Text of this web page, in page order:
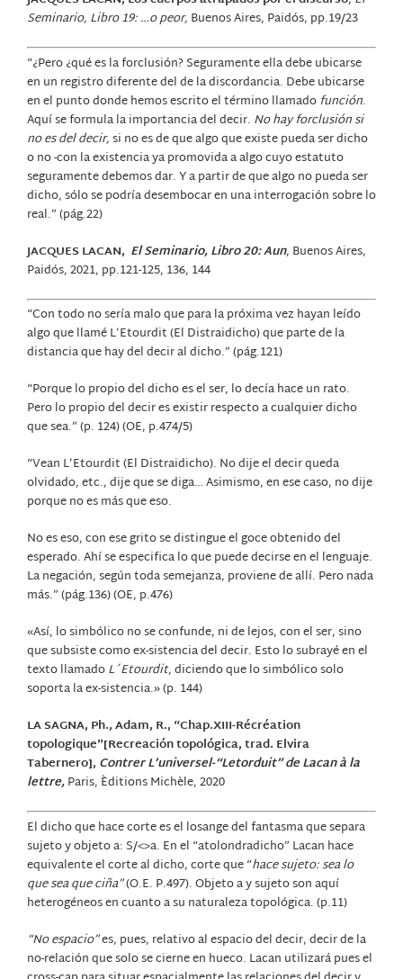
Seminario, Libro 19: …o peor, Buenos Aires, Paidós, pp.19/23
“¿Pero ¿qué es la forclusión? Seguramente ella debe ubicarse
en un registro diferente del de la discordancia. Debe ubicarse
en el punto donde hemos escrito el término llamado función.
Aquí se formula la importancia del decir. No hay forclusión si
no es del decir,si no es de que algo que existe pueda ser dicho
o no -con la existencia ya promovida a algo cuyo estatuto
seguramente debemos dar. Y a partir de que algo no pueda ser
dicho, sólo se podría desembocar en una interrogación sobre lo
real.” (pág.22)
JACQUES LACAN, El Seminario, Libro 20: Aun, Buenos Aires,
Paidós, 2021, pp.121-125, 136, 144
“Con todo no sería malo que para la próxima vez hayan leído
algo que llamé L’Etourdit (El Distraidicho) que parte de la
distancia que hay del decir al dicho.” (pág.121)
“Porque lo propio del dicho es el ser, lo decía hace un rato.
Pero lo propio del decir es existir respecto a cualquier dicho
que sea.” (p. 124) (OE, p.474/5)
“Vean L’Etourdit (El Distraidicho). No dije el decir queda
olvidado, etc., dije que se diga… Asimismo, en ese caso, no dije
porque no es más que eso.
No es eso, con ese grito se distingue el goce obtenido del
esperado. Ahí se especifica lo que puede decirse en el lenguaje.
La negación, según toda semejanza, proviene de allí. Pero nada
más.” (pág.136) (OE, p.476)
«Así, lo simbólico no se confunde, ni de lejos, con el ser, sino
que subsiste como ex-sistencia del decir. Esto lo subrayé en el
texto llamadoL´Etourdit, diciendo que lo simbólico solo
soporta la ex-sistencia.» (p. 144)
LA SAGNA, Ph., Adam, R., “Chap.XIII-Récréation
topologique”[Recreación topológica, trad. Elvira
Tabernero], Contrer L’universel-“Letorduit” de Lacan à la
lettre,Paris, Èditions Michèle, 2020
El dicho que hace corte es el losange del fantasma que separa
sujeto y objeto a: S/<>a. En el “atolondradicho” Lacan hace
equivalente el corte al dicho, corte que “hace sujeto: sea lo
que sea que ciña”(O.E. P.497). Objeto a y sujeto son aquí
heterogéneos en cuanto a su naturaleza topológica. (p.11)
“No espacio”es, pues, relativo al espacio del decir, decir de la
no-relación que solo se cierne en hueco. Lacan utilizará pues el